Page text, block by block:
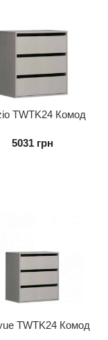
TWTK24 Комод
5031 грн
TWTK24 Комод